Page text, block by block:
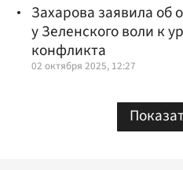
Захарова заявила об
у Зеленского воли к
конфликта
02 октября 2025, 12:27